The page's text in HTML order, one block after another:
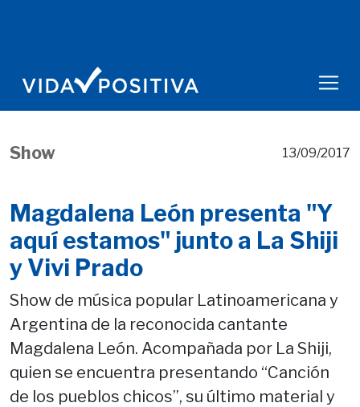
Show 13/09/2017
Magdalena León presenta "Y
aquí estamos" junto a La Shiji
y Vivi Prado
Show de música popular Latinoamericana y
Argentina de la reconocida cantante
Magdalena León. Acompañada por La Shiji,
quien se encuentra presentando “Canción
de los pueblos chicos”, su último material y